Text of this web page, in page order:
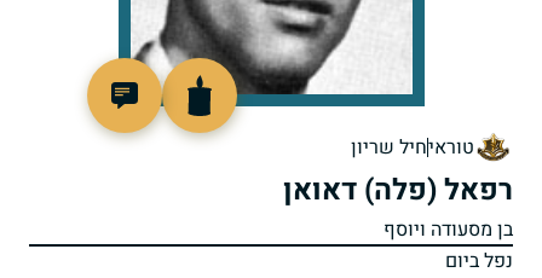
טוראיחיל שריון
רפאל (פלה) דאואן
בן מסעודה ויוסף
נפל ביום